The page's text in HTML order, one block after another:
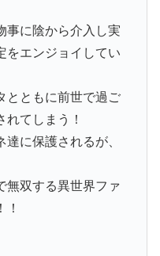
事に陰から介入し実
をエンジョイしてい
とともに前世で過ご
れてしまう！
に保護されるが、
無双する異世界ファ